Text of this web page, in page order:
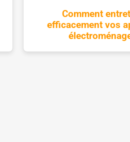
Comment
efficacement vos